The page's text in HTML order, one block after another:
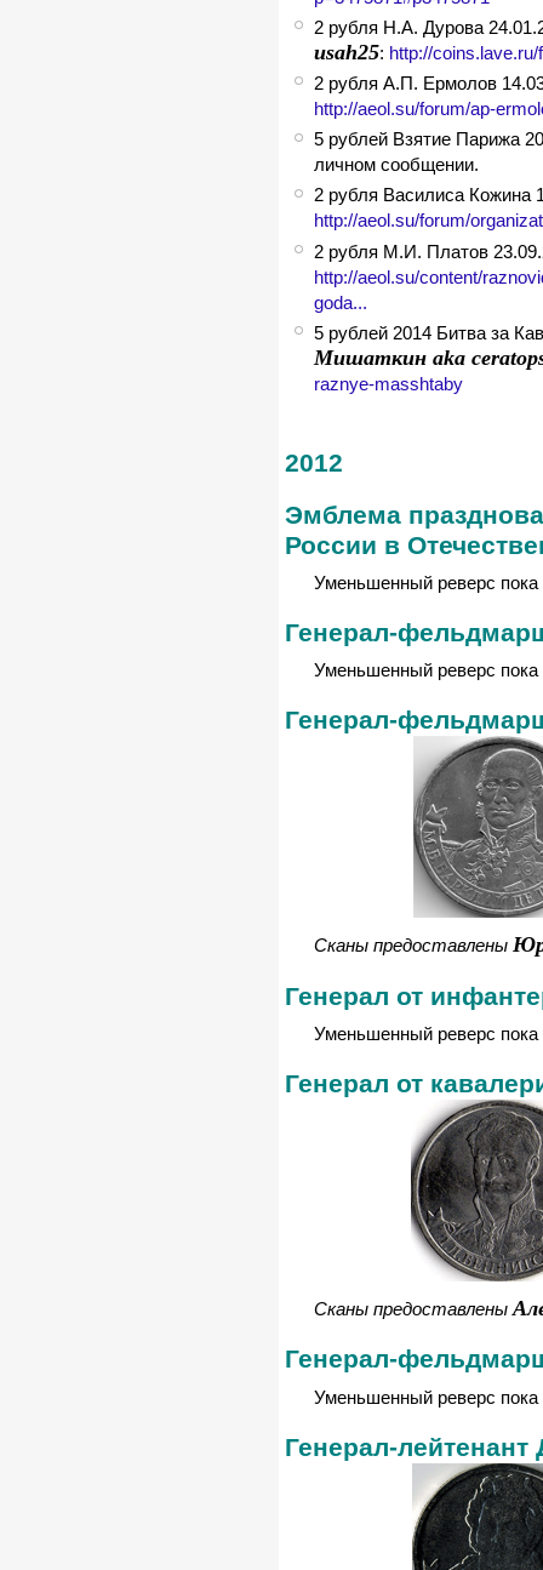
2 рубля Н.А. Дурова
usah25: http://
2 рубля А.П. Ермолов
http://aeol.su/forum/ap-
5 рублей Взятие Парижа
личном сообщении.
2 рубля Василиса Кожина
http://aeol.su/forum/
2 рубля М.И. Платов
http://aeol.su/content/
goda...
5 рублей 2014 Битва за
Мишаткин aka
raznye-masshtaby
2012
Эмблема
России в
Уменьшенный реверс пока
Генерал-
Уменьшенный реверс пока
Генерал-
Сканы предоставлены
Генерал от
Уменьшенный реверс пока
Генерал от
Сканы предоставлены
Генерал-
Уменьшенный реверс пока
Генерал-